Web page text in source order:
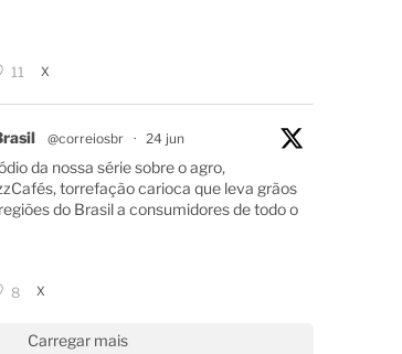
11 X
@correiosbr · 24 jun
da nossa série sobre o agro,
torrefação carioca que leva grãos
do Brasil a consumidores de todo o
8 X
Carregar mais